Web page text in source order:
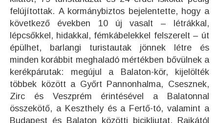
felújítottak. A kormánybiztos bejelentette, hogy a
következő években 10 új vasalt – létrákkal,
lépcsőkkel, hidakkal, fémkábelekkel felszerelt – út
épülhet, barlangi turistautak jönnek létre és
minden korábbit meghaladó mértékben bővülnek a
kerékpárutak: megújul a Balaton-kör, kijelölték
többek között a Győrt Pannonhalma, Csesznek,
Zirc és Veszprém érintésével a Balatonnal
összekötő, a Keszthely és a Fertő-tó, valamint a
Budapest és Balaton közötti bicikliutat, Rajkától